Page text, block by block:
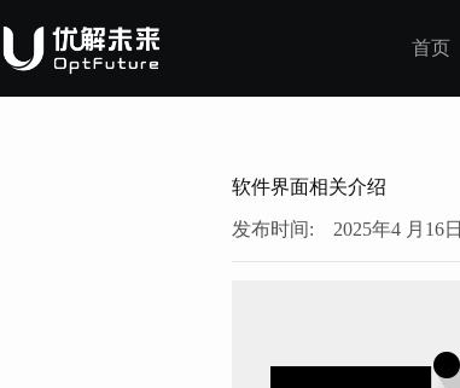
首页
软件界面相关介绍
发布时间: 2025年4 月16日